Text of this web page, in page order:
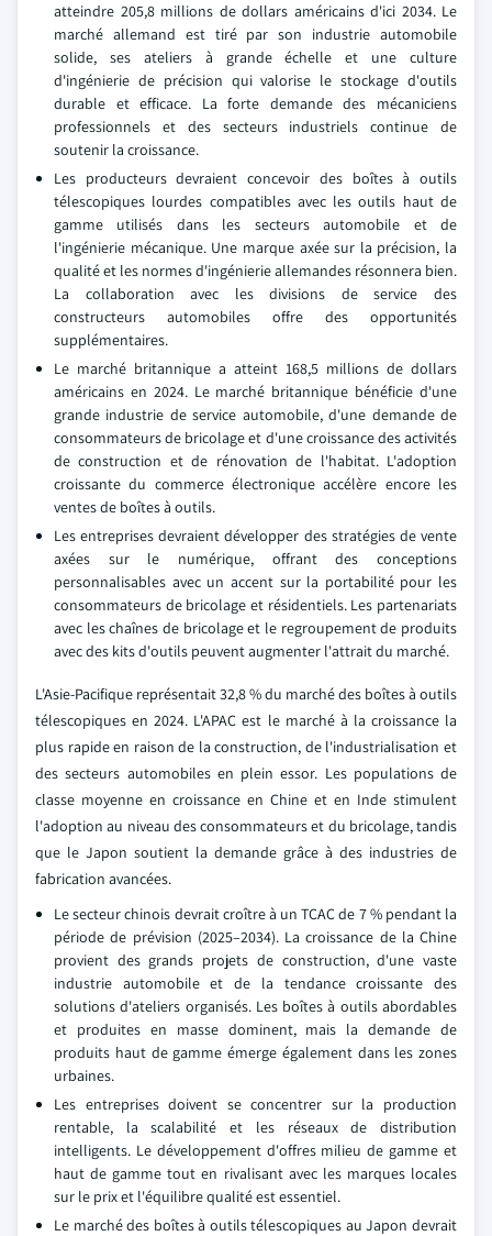
atteindre 205,8 millions de dollars américains d'ici 2034. Le
marché allemand est tiré par son industrie automobile
solide, ses ateliers à grande échelle et une culture
d'ingénierie de précision qui valorise le stockage d'outils
durable et efficace. La forte demande des mécaniciens
professionnels et des secteurs industriels continue de
soutenir la croissance.
Les producteurs devraient concevoir des boîtes à outils
télescopiques lourdes compatibles avec les outils haut de
gamme utilisés dans les secteurs automobile et de
l'ingénierie mécanique. Une marque axée sur la précision, la
qualité et les normes d'ingénierie allemandes résonnera bien.
La collaboration avec les divisions de service des
constructeurs automobiles offre des opportunités
supplémentaires.
Le marché britannique a atteint 168,5 millions de dollars
américains en 2024. Le marché britannique bénéficie d'une
grande industrie de service automobile, d'une demande de
consommateurs de bricolage et d'une croissance des activités
de construction et de rénovation de l'habitat. L'adoption
croissante du commerce électronique accélère encore les
ventes de boîtes à outils.
Les entreprises devraient développer des stratégies de vente
axées sur le numérique, offrant des conceptions
personnalisables avec un accent sur la portabilité pour les
consommateurs de bricolage et résidentiels. Les partenariats
avec les chaînes de bricolage et le regroupement de produits
avec des kits d'outils peuvent augmenter l'attrait du marché.
L'Asie-Pacifique représentait 32,8 % du marché des boîtes à outils
télescopiques en 2024. L'APAC est le marché à la croissance la
plus rapide en raison de la construction, de l'industrialisation et
des secteurs automobiles en plein essor. Les populations de
classe moyenne en croissance en Chine et en Inde stimulent
l'adoption au niveau des consommateurs et du bricolage, tandis
que le Japon soutient la demande grâce à des industries de
fabrication avancées.
Le secteur chinois devrait croître à un TCAC de 7 % pendant la
période de prévision (2025–2034). La croissance de la Chine
provient des grands projets de construction, d'une vaste
industrie automobile et de la tendance croissante des
solutions d'ateliers organisés. Les boîtes à outils abordables
et produites en masse dominent, mais la demande de
produits haut de gamme émerge également dans les zones
urbaines.
Les entreprises doivent se concentrer sur la production
rentable, la scalabilité et les réseaux de distribution
intelligents. Le développement d'offres milieu de gamme et
haut de gamme tout en rivalisant avec les marques locales
sur le prix et l'équilibre qualité est essentiel.
Le marché des boîtes à outils télescopiques au Japon devrait